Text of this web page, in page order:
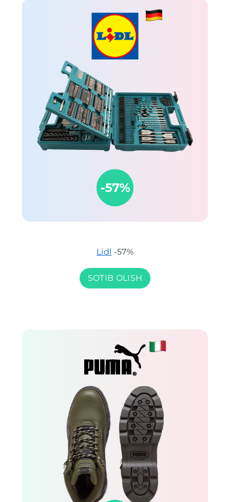
Lidl -57%
SOTIB OLISH